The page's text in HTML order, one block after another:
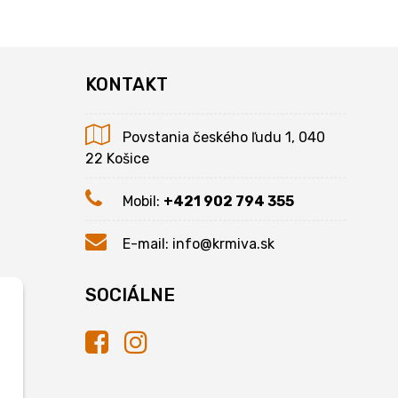
KONTAKT
Povstania českého ľudu 1, 040
22 Košice
Mobil: +421 902 794 355
E-mail: info@krmiva.sk
SOCIÁLNE